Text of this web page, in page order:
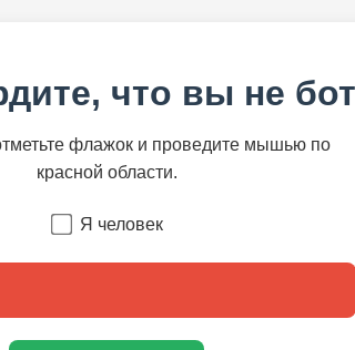
что вы не бот
флажок и проведите мышью по
красной области.
Я человек